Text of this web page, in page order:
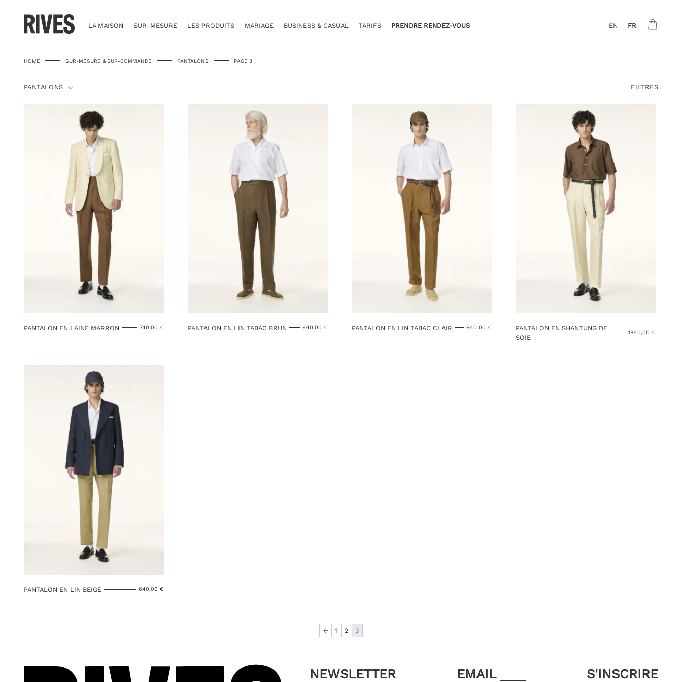
LA MAISON SUR-MESURE LES PRODUITS MARIAGE BUSINESS & CASUAL TARIFS PRENDRE RENDEZ-VOUS EN FR
HOME SUR-MESURE & SUR-COMMANDE PANTALONS PAGE 3
PANTALONS PANTALONS FILTRES
PANTALON EN LAINE MARRON 740,00 € PANTALON EN LIN TABAC BRUN 640,00 € PANTALON EN LIN TABAC CLAIR 640,00 €
PANTALON EN SHANTUNG DE
SOIE
1940,00 €
PANTALON EN LIN BEIGE 640,00 €
← 1 2 3
NEWSLETTER EMAIL